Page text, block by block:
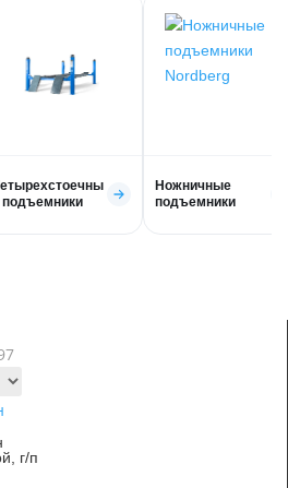
подъемники
Ножничные
подъемники
г/п